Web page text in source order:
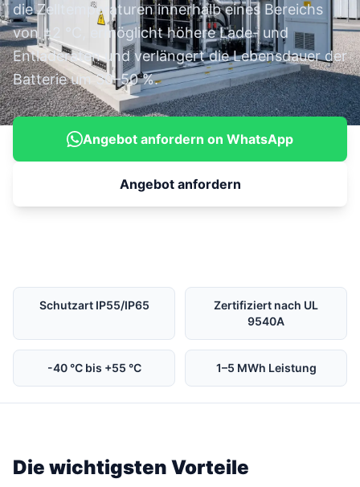
die Zelltemperaturen innerhalb eines Bereichs
von ±2 °C, ermöglicht höhere Lade- und
Entladeraten und verlängert die Lebensdauer der
Batterie um 30–50 %.
Angebot anfordern on WhatsApp
Angebot anfordern
Schutzart IP55/IP65
Zertifiziert nach UL
9540A
-40 °C bis +55 °C 1–5 MWh Leistung
Die wichtigsten Vorteile